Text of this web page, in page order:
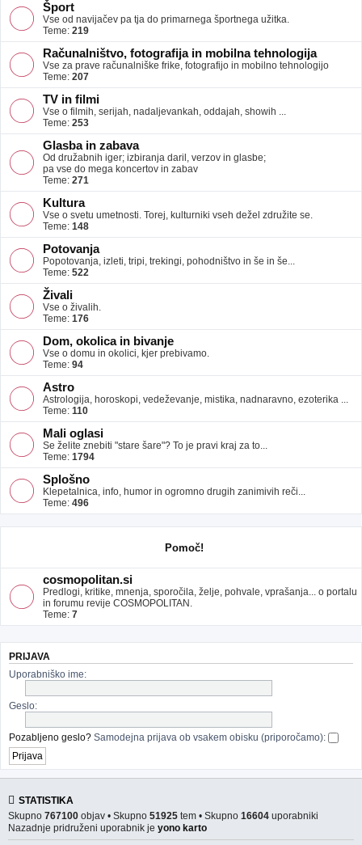
Šport
Vse od navijačev pa tja do primarnega športnega užitka.
Teme: 219
Računalništvo, fotografija in mobilna tehnologija
Vse za prave računalniške frike, fotografijo in mobilno tehnologijo
Teme: 207
TV in filmi
Vse o filmih, serijah, nadaljevankah, oddajah, showih ...
Teme: 253
Glasba in zabava
Od družabnih iger; izbiranja daril, verzov in glasbe;
pa vse do mega koncertov in zabav
Teme: 271
Kultura
Vse o svetu umetnosti. Torej, kulturniki vseh dežel združite se.
Teme: 148
Potovanja
Popotovanja, izleti, tripi, trekingi, pohodništvo in še in še...
Teme: 522
Živali
Vse o živalih.
Teme: 176
Dom, okolica in bivanje
Vse o domu in okolici, kjer prebivamo.
Teme: 94
Astro
Astrologija, horoskopi, vedeževanje, mistika, nadnaravno, ezoterika ...
Teme: 110
Mali oglasi
Se želite znebiti "stare šare"? To je pravi kraj za to...
Teme: 1794
Splošno
Klepetalnica, info, humor in ogromno drugih zanimivih reči...
Teme: 496
Pomoč!
cosmopolitan.si
Predlogi, kritike, mnenja, sporočila, želje, pohvale, vprašanja... o portalu
in forumu revije COSMOPOLITAN.
Teme: 7
PRIJAVA
Uporabniško ime:
Geslo:
Pozabljeno geslo? Samodejna prijava ob vsakem obisku (priporočamo):
STATISTIKA
Skupno 767100 objav • Skupno 51925 tem • Skupno 16604 uporabniki
Nazadnje pridruženi uporabnik je yono karto